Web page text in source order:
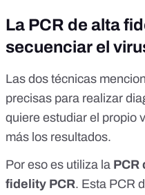
La PCR de alta
secuenciar el
Las dos técnicas
precisas para realizar
quiere estudiar el propio
más los resultados.
Por eso es utiliza la PCR
fidelity PCR. Esta PCR